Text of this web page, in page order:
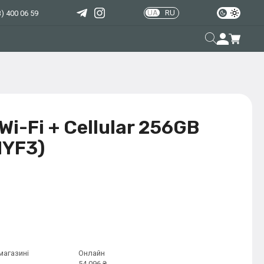
400 06 59 UA RU
Fi + Cellular 256GB
Онлайн